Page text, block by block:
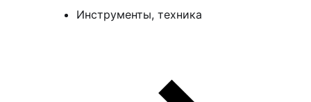
Инструменты, техника